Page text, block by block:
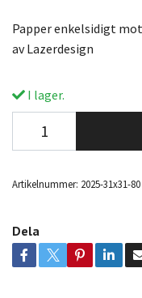
Papper enkelsidigt
av Lazerdesign
I lager.
Artikelnummer: 2025-31x31-80
Dela